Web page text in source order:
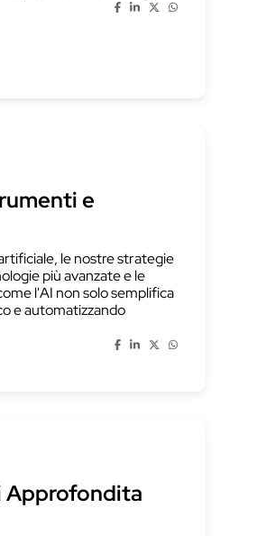
e
le nostre strategie
più avanzate e le
l'AI non solo semplifica
e automatizzando
Approfondita